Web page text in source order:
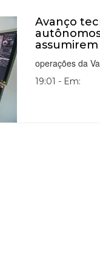
Avanço
operações da
19:01 - Em: